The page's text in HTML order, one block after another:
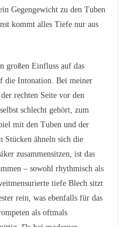
Gegengewicht zu den Tuben
kommt alles Tiefe nur aus
großen Einfluss auf das
die Intonation. Bei meiner
rechten Seite vor den
schlecht gehört, zum
mit den Tuben und der
Stücken ähneln sich die
zusammensitzen, ist das
– sowohl rhythmisch als
tiefe Blech sitzt
rein, was ebenfalls für das
als oftmals